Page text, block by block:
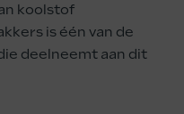
koolstof
is één van de
deelneemt aan dit